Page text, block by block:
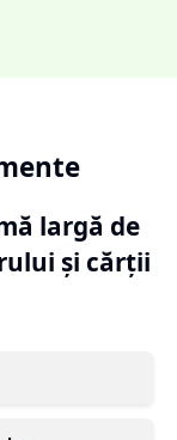
largă de
și cărții